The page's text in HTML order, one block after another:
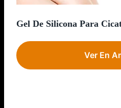
Gel De Silicona Para
Ver En